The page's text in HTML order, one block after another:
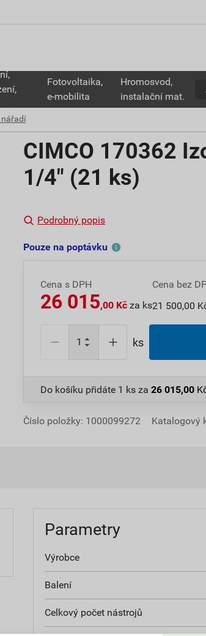
Fotovoltaika,
e-mobilita
Hromosvod,
instalační mat.
nářadí
CIMCO 170362
1/4" (21 ks)
Podrobný popis
Pouze na poptávku
Cena s DPH
26 015,00 Kč za ks
Cena bez
21 500,00
ks
Do košíku přidáte 1 ks za 26 015,00
Číslo položky: 1000099272 Katalogový
Parametry
Výrobce
Balení
Celkový počet nástrojů